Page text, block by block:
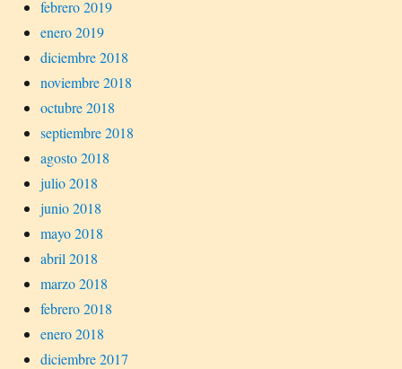
febrero 2019
enero 2019
diciembre 2018
noviembre 2018
octubre 2018
septiembre 2018
agosto 2018
julio 2018
junio 2018
mayo 2018
abril 2018
marzo 2018
febrero 2018
enero 2018
diciembre 2017